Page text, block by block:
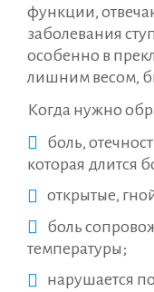
функции,
заболевания
особенно в
лишним весом,
Когда нужно
боль,
которая длится
открытые,
боль
температуры;
нарушается